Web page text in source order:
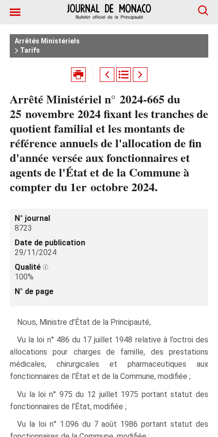
Arrêtés Ministériels
Tarifs
Arrêté Ministériel n° 2024‑665 du
25 novembre 2024 fixant les tranches de
quotient familial et les montants de
référence annuels de l'allocation de fin
d'année versée aux fonctionnaires et
agents de l'État et de la Commune à
compter du 1er octobre 2024.
N° journal
8723
Date de publication
29/11/2024
Qualité
100%
N° de page
Nous, Ministre d’État de la Principauté,
Vu la loi n° 486 du 17 juillet 1948 relative à l’octroi des
allocations pour charges de famille, des prestations
médicales, chirurgicales et pharmaceutiques aux
fonctionnaires de l’État et de la Commune, modifiée ;
Vu la loi n° 975 du 12 juillet 1975 portant statut des
fonctionnaires de l’État, modifiée ;
Vu la loi n° 1.096 du 7 août 1986 portant statut des